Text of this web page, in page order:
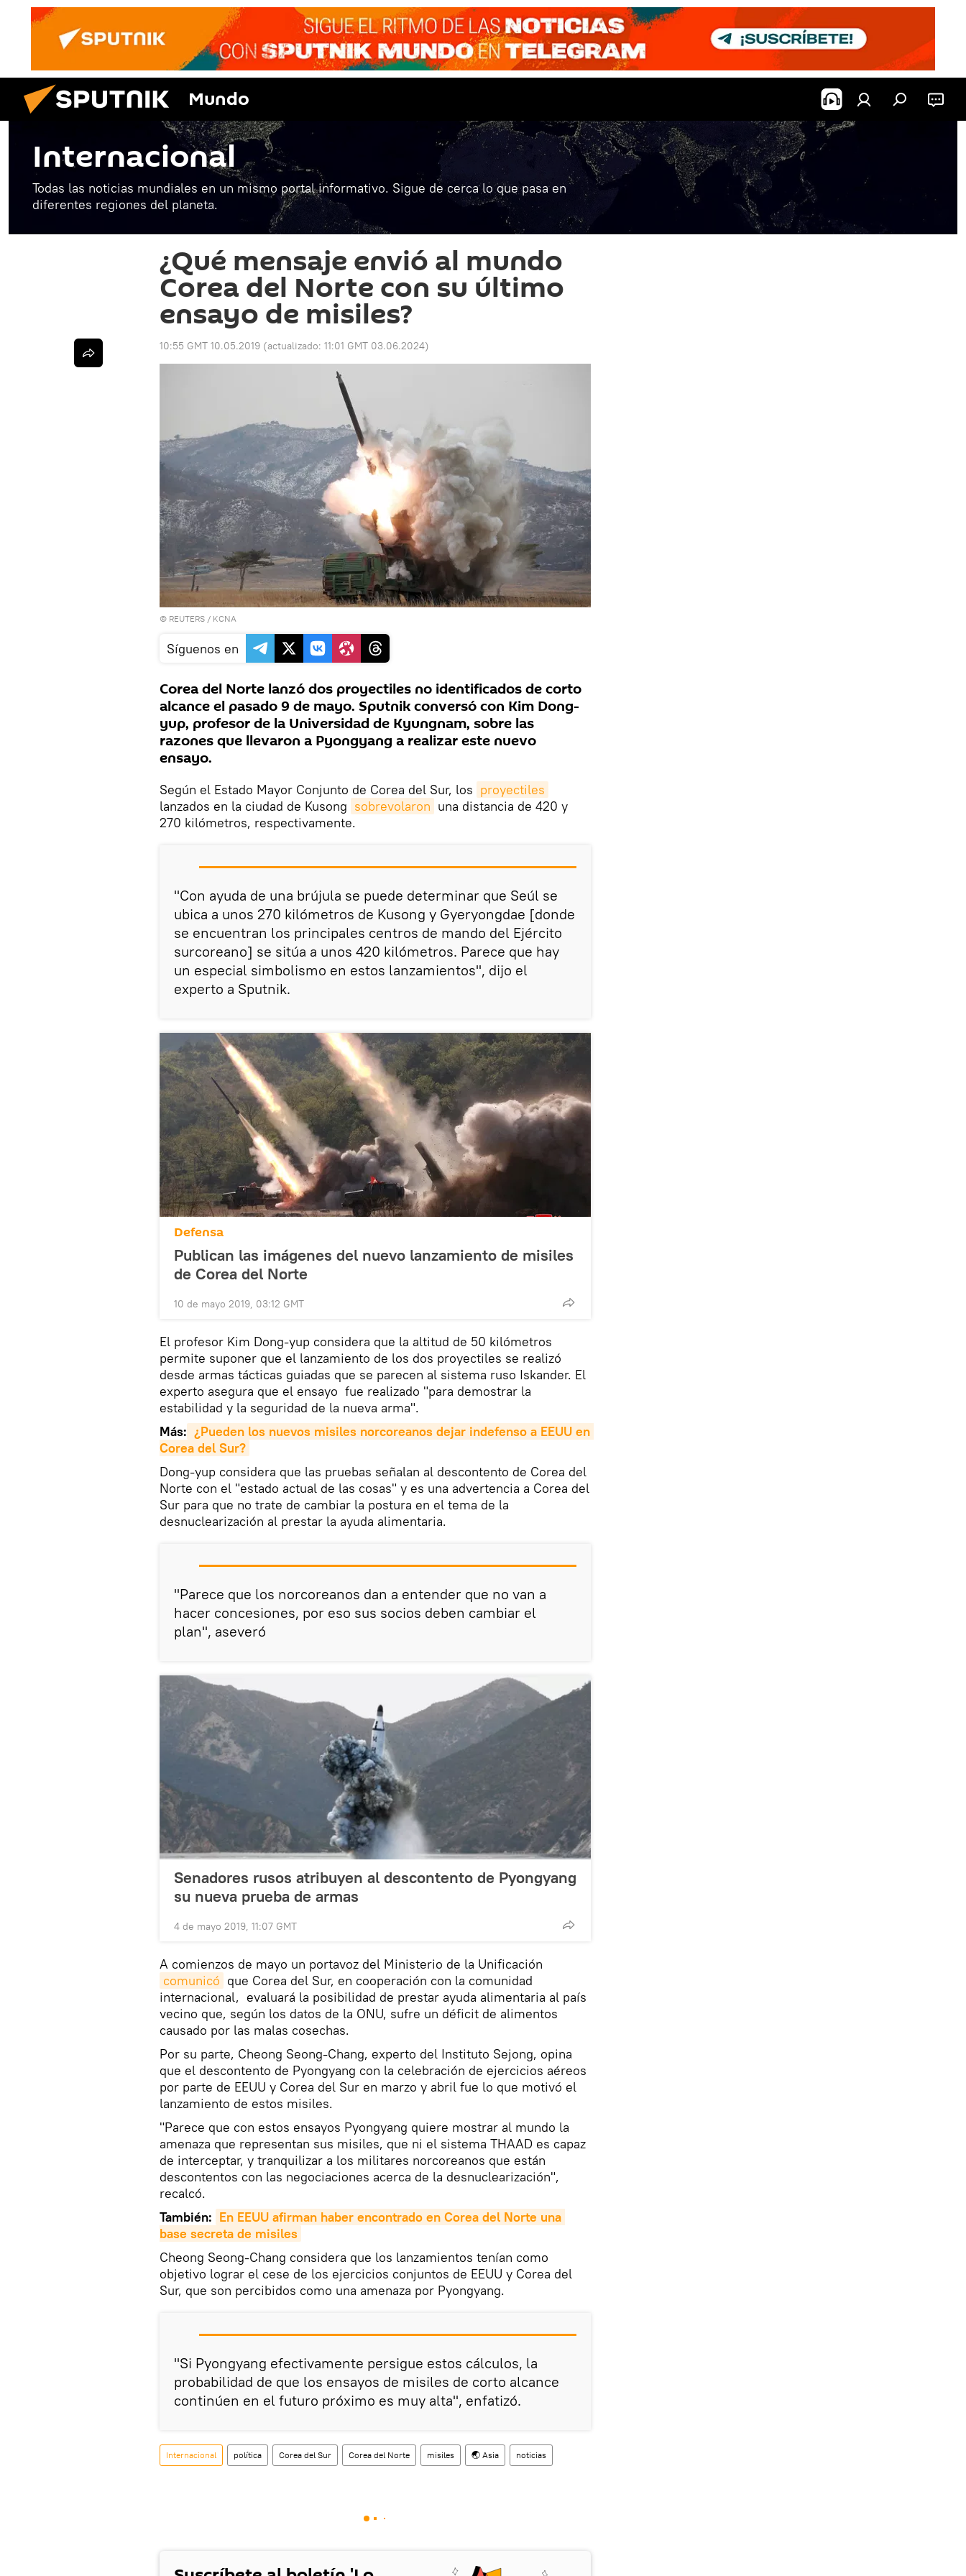
Mundo
Internacional
Todas las noticias mundiales en un mismo portal informativo. Sigue de cerca lo que pasa en
diferentes regiones del planeta.
¿Qué mensaje envió al mundo
Corea del Norte con su último
ensayo de misiles?
10:55 GMT 10.05.2019 (actualizado: 11:01 GMT 03.06.2024)
© REUTERS / KCNA
Síguenos en
Corea del Norte lanzó dos proyectiles no identificados de corto
alcance el pasado 9 de mayo. Sputnik conversó con Kim Dong-
yup, profesor de la Universidad de Kyungnam, sobre las
razones que llevaron a Pyongyang a realizar este nuevo
ensayo.
Según el Estado Mayor Conjunto de Corea del Sur, los proyectiles
lanzados en la ciudad de Kusong sobrevolaron una distancia de 420 y
270 kilómetros, respectivamente.
"Con ayuda de una brújula se puede determinar que Seúl se
ubica a unos 270 kilómetros de Kusong y Gyeryongdae [donde
se encuentran los principales centros de mando del Ejército
surcoreano] se sitúa a unos 420 kilómetros. Parece que hay
un especial simbolismo en estos lanzamientos", dijo el
experto a Sputnik.
Defensa
Publican las imágenes del nuevo lanzamiento de misiles
de Corea del Norte
10 de mayo 2019, 03:12 GMT
El profesor Kim Dong-yup considera que la altitud de 50 kilómetros
permite suponer que el lanzamiento de los dos proyectiles se realizó
desde armas tácticas guiadas que se parecen al sistema ruso Iskander. El
experto asegura que el ensayo fue realizado "para demostrar la
estabilidad y la seguridad de la nueva arma".
Más: ¿Pueden los nuevos misiles norcoreanos dejar indefenso a EEUU en
Corea del Sur?
Dong-yup considera que las pruebas señalan al descontento de Corea del
Norte con el "estado actual de las cosas" y es una advertencia a Corea del
Sur para que no trate de cambiar la postura en el tema de la
desnuclearización al prestar la ayuda alimentaria.
"Parece que los norcoreanos dan a entender que no van a
hacer concesiones, por eso sus socios deben cambiar el
plan", aseveró
Senadores rusos atribuyen al descontento de Pyongyang
su nueva prueba de armas
4 de mayo 2019, 11:07 GMT
A comienzos de mayo un portavoz del Ministerio de la Unificación
comunicó que Corea del Sur, en cooperación con la comunidad
internacional, evaluará la posibilidad de prestar ayuda alimentaria al país
vecino que, según los datos de la ONU, sufre un déficit de alimentos
causado por las malas cosechas.
Por su parte, Cheong Seong-Chang, experto del Instituto Sejong, opina
que el descontento de Pyongyang con la celebración de ejercicios aéreos
por parte de EEUU y Corea del Sur en marzo y abril fue lo que motivó el
lanzamiento de estos misiles.
"Parece que con estos ensayos Pyongyang quiere mostrar al mundo la
amenaza que representan sus misiles, que ni el sistema THAAD es capaz
de interceptar, y tranquilizar a los militares norcoreanos que están
descontentos con las negociaciones acerca de la desnuclearización",
recalcó.
También: En EEUU afirman haber encontrado en Corea del Norte una
base secreta de misiles
Cheong Seong-Chang considera que los lanzamientos tenían como
objetivo lograr el cese de los ejercicios conjuntos de EEUU y Corea del
Sur, que son percibidos como una amenaza por Pyongyang.
"Si Pyongyang efectivamente persigue estos cálculos, la
probabilidad de que los ensayos de misiles de corto alcance
continúen en el futuro próximo es muy alta", enfatizó.
Internacional política Corea del Sur Corea del Norte misiles 🌏 Asia noticias